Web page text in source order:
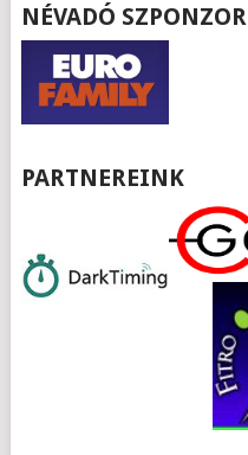
NÉVADÓ SZPONZOR
PARTNEREINK